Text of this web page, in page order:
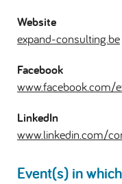
Website
expand-consulting.be
Facebook
www.facebook.com/
LinkedIn
www.linkedin.com/
Event(s) in